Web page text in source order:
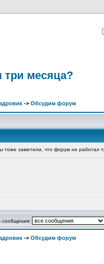
три месяца?
-> Обсудим форум
тоже заметили, что форум не работал
сообщения:
-> Обсудим форум